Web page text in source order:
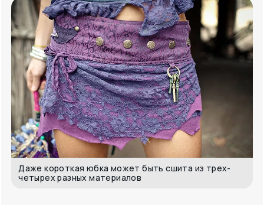
Даже короткая юбка может быть сшита из трех-
четырех разных материалов